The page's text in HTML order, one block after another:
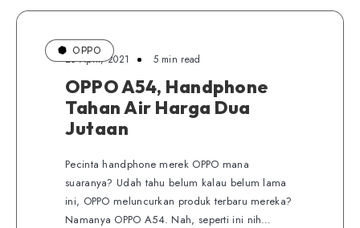
OPPO
25 April, 2021 5 min read
OPPO A54, Handphone
Tahan Air Harga Dua
Jutaan
Pecinta handphone merek OPPO mana
suaranya? Udah tahu belum kalau belum lama
ini, OPPO meluncurkan produk terbaru mereka?
Namanya OPPO A54. Nah, seperti ini nih…